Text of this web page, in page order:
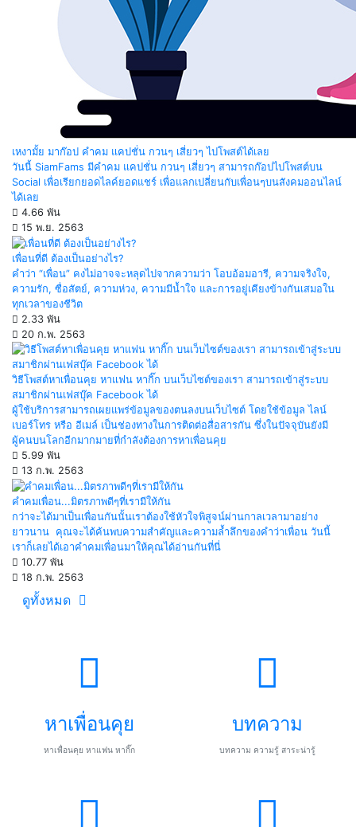
เหงามั้ย มาก๊อป คำคม แคปชั่น กวนๆ เสี่ยวๆ ไปโพสต์ได้เลย
วันนี้ SiamFams มีคำคม แคปชั่น กวนๆ เสี่ยวๆ สามารถก๊อปไปโพสต์บน
Social เพื่อเรียกยอดไลค์ยอดแชร์ เพื่อแลกเปลี่ยนกับเพื่อนๆบนสังคมออนไลน์
ได้เลย
4.66 พัน
15 พ.ย. 2563
เพื่อนที่ดี ต้องเป็นอย่างไร?
คำว่า “เพื่อน” คงไม่อาจจะหลุดไปจากความว่า โอบอ้อมอารี, ความจริงใจ,
ความรัก, ซื่อสัตย์, ความห่วง, ความมีน้ำใจ และการอยู่เคียงข้างกันเสมอใน
ทุกเวลาของชีวิต
2.33 พัน
20 ก.พ. 2563
วิธีโพสต์หาเพื่อนคุย หาแฟน หากิ๊ก บนเว็บไซต์ของเรา สามารถเข้าสู่ระบบ
สมาชิกผ่านเฟสบุ๊ค Facebook ได้
ผู้ใช้บริการสามารถเผยแพร่ข้อมูลของตนลงบนเว็บไซต์ โดยใช้ข้อมูล ไลน์
เบอร์โทร หรือ อีเมล์ เป็นช่องทางในการติดต่อสื่อสารกัน ซึ่งในปัจจุบันยังมี
ผู้คนบนโลกอีกมากมายที่กำลังต้องการหาเพื่อนคุย
5.99 พัน
13 ก.พ. 2563
คำคมเพื่อน...มิตรภาพดีๆที่เรามีให้กัน
กว่าจะได้มาเป็นเพื่อนกันนั้นเราต้องใช้หัวใจพิสูจน์ผ่านกาลเวลามาอย่าง
ยาวนาน คุณจะได้ค้นพบความสำคัญและความล้ำลึกของคำว่าเพื่อน วันนี้
เราก็เลยได้เอาคำคมเพื่อนมาให้คุณได้อ่านกันที่นี่
10.77 พัน
18 ก.พ. 2563
ดูทั้งหมด
หาเพื่อนคุย
หาเพื่อนคุย หาแฟน หากิ๊ก
บทความ
บทความ ความรู้ สาระน่ารู้